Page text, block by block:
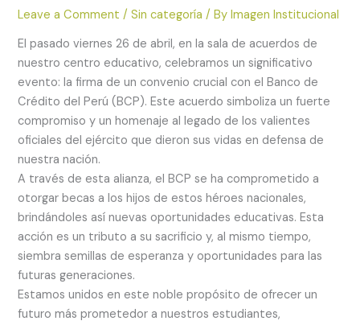
Leave a Comment /Sin categoría / ByImagen Institucional
El pasado viernes 26 de abril, en la sala de acuerdos de
nuestro centro educativo, celebramos un significativo
evento: la firma de un convenio crucial con el Banco de
Crédito del Perú (BCP). Este acuerdo simboliza un fuerte
compromiso y un homenaje al legado de los valientes
oficiales del ejército que dieron sus vidas en defensa de
nuestra nación.
A través de esta alianza, el BCP se ha comprometido a
otorgar becas a los hijos de estos héroes nacionales,
brindándoles así nuevas oportunidades educativas. Esta
acción es un tributo a su sacrificio y, al mismo tiempo,
siembra semillas de esperanza y oportunidades para las
futuras generaciones.
Estamos unidos en este noble propósito de ofrecer un
futuro más prometedor a nuestros estudiantes,